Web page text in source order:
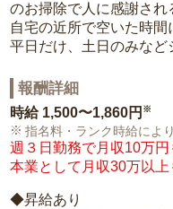
のお掃除で人に感謝され
自宅の近所で空いた時間
平日だけ、土日のみなど
報酬詳細
時給 1,500〜1,860円 ※
指名料・ランク時給によ
週３日勤務で月収10万円
本業として月収30万以上
◆昇給あり